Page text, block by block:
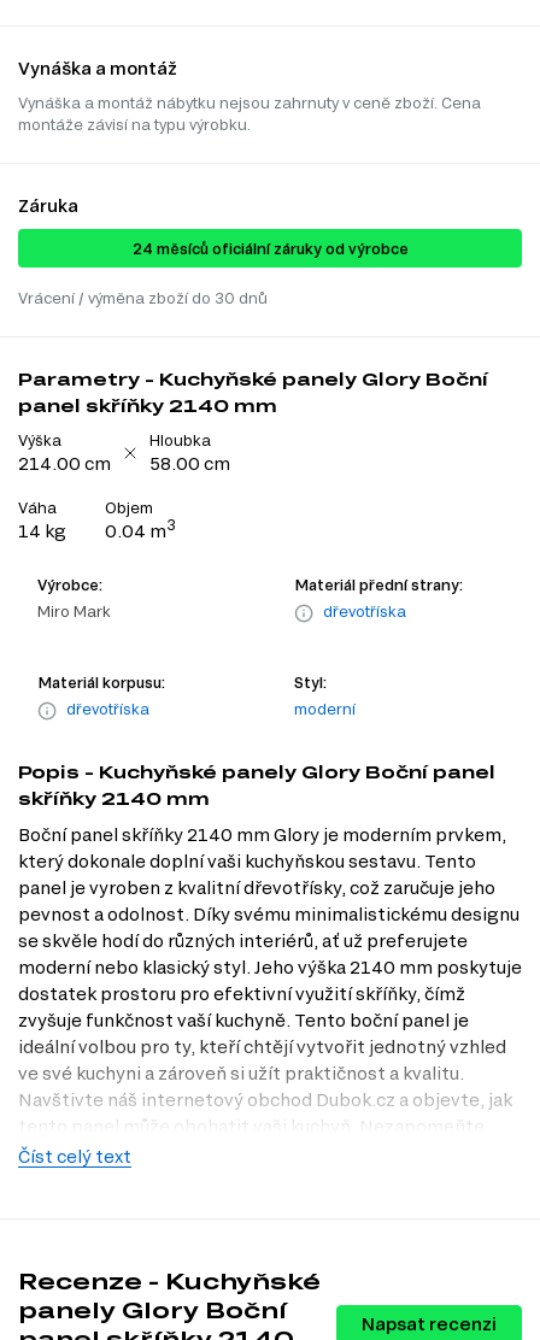
Vynáška a montáž
Vynáška a montáž nábytku nejsou zahrnuty v ceně zboží. Cena
montáže závisí na typu výrobku.
Záruka
24 ​​​​měsíců oficiální záruky od výrobce
Vrácení / výměna zboží do 30 dnů
Parametry - Kuchyňské panely Glory Boční
panel skříňky 2140 mm
Výška
214.00 cm
Hloubka
58.00 cm
Váha
14 kg
Objem
0.04 m3
Výrobce:
Miro Mark
Materiál přední strany:
dřevotříska
Materiál korpusu:
dřevotříska
Styl:
moderní
Popis - Kuchyňské panely Glory Boční panel
skříňky 2140 mm
Boční panel skříňky 2140 mm Glory je moderním prvkem,
který dokonale doplní vaši kuchyňskou sestavu. Tento
panel je vyroben z kvalitní dřevotřísky, což zaručuje jeho
pevnost a odolnost. Díky svému minimalistickému designu
se skvěle hodí do různých interiérů, ať už preferujete
moderní nebo klasický styl. Jeho výška 2140 mm poskytuje
dostatek prostoru pro efektivní využití skříňky, čímž
zvyšuje funkčnost vaší kuchyně. Tento boční panel je
ideální volbou pro ty, kteří chtějí vytvořit jednotný vzhled
ve své kuchyni a zároveň si užít praktičnost a kvalitu.
Navštivte náš internetový obchod Dubok.cz a objevte, jak
tento panel může obohatit vaši kuchyň. Nezapomeňte
také navštívit naši prodejnu v Praze, kde si můžete
atraktivních barevných variantách, které vám umožní
přizpůsobit si vzhled vaší kuchyně podle vlastních
Číst celý text
Recenze - Kuchyňské
panely Glory Boční
Napsat recenzi